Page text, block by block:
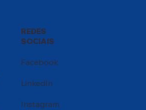
REDES
SOCIAIS
Facebook
LinkedIn
Instagram